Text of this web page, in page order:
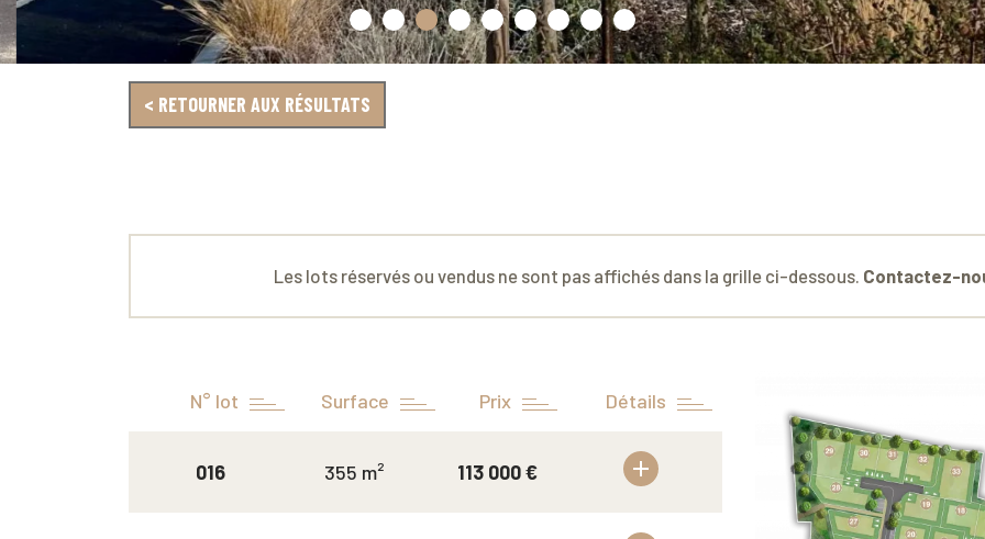
< RETOURNER AUX RÉSULTATS
Les lots réservés ou vendus ne sont pas affichés dans la grille ci-dessous. Contactez-
N° lot Surface Prix Détails
016 355 m² 113 000 €